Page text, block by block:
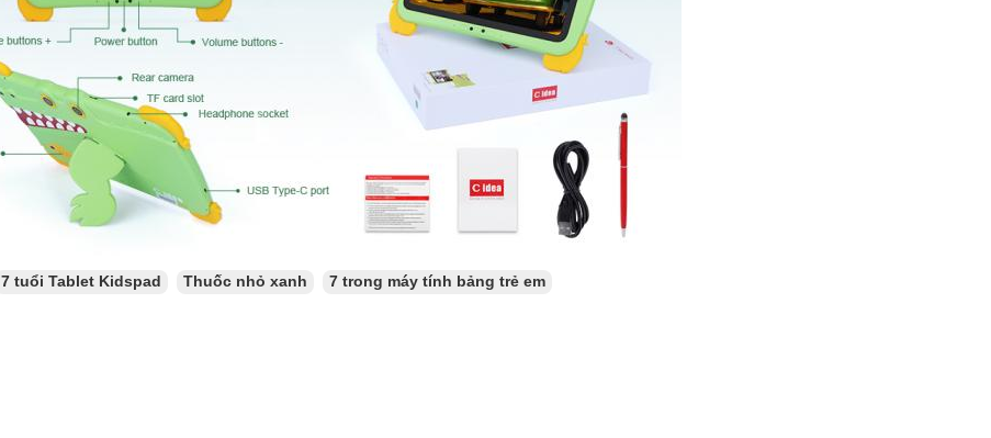
7 tuổi Tablet Kidspad Thuốc nhỏ xanh 7 trong máy tính bảng trẻ em